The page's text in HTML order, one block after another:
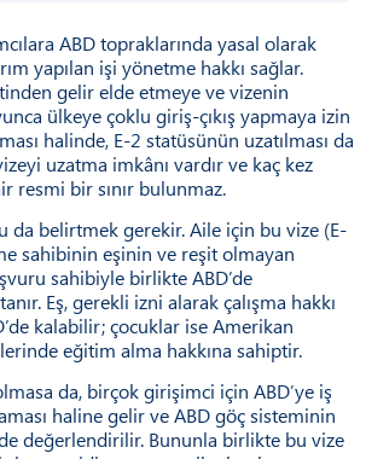
ABD topraklarında yasal olarak
yapılan işi yönetme hakkı sağlar.
gelir elde etmeye ve vizenin
ülkeye çoklu giriş-çıkış yapmaya izin
halinde, E-2 statüsünün uzatılması da
uzatma imkânı vardır ve kaç kez
resmi bir sınır bulunmaz.
da belirtmek gerekir. Aile için bu vize (E-
sahibinin eşinin ve reşit olmayan
sahibiyle birlikte ABD’de
Eş, gerekli izni alarak çalışma hakkı
kalabilir; çocuklar ise Amerikan
eğitim alma hakkına sahiptir.
da, birçok girişimci için ABD’ye iş
haline gelir ve ABD göç sisteminin
değerlendirilir. Bununla birlikte bu vize